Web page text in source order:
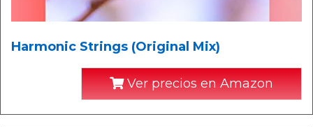
Harmonic Strings (Original Mix)
Ver precios en Amazon